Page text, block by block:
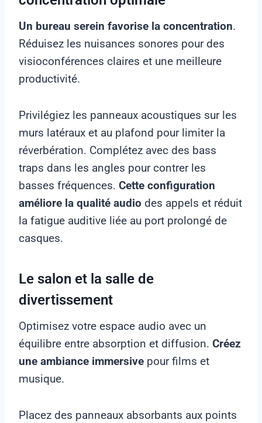
Un bureau serein favorise la concentration.
Réduisez les nuisances sonores pour des
visioconférences claires et une meilleure
productivité.
Privilégiez les panneaux acoustiques sur les
murs latéraux et au plafond pour limiter la
réverbération. Complétez avec des bass
traps dans les angles pour contrer les
basses fréquences. Cette configuration
améliore la qualité audio des appels et réduit
la fatigue auditive liée au port prolongé de
casques.
Le salon et la salle de
divertissement
Optimisez votre espace audio avec un
équilibre entre absorption et diffusion. Créez
une ambiance immersive pour films et
musique.
Placez des panneaux absorbants aux points